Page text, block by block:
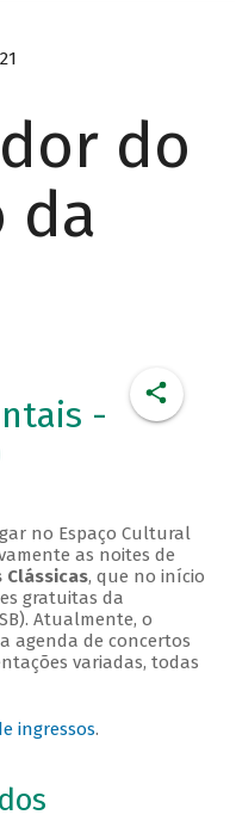
do
da
-
no Espaço Cultural
as noites de
Clássicas, que no início
gratuitas da
Atualmente, o
agenda de concertos
variadas, todas
ingressos.